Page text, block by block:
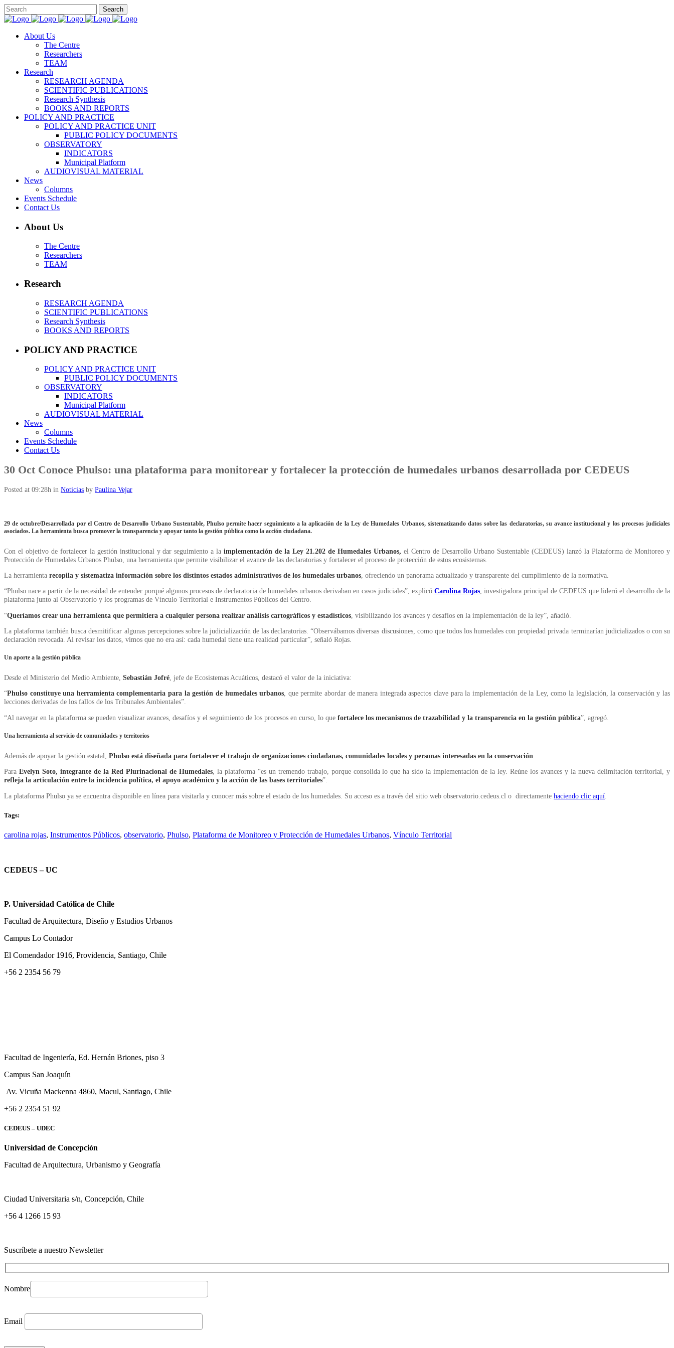
About Us
The Centre
Researchers
TEAM
Research
RESEARCH AGENDA
SCIENTIFIC PUBLICATIONS
Research Synthesis
BOOKS AND REPORTS
POLICY AND PRACTICE
POLICY AND PRACTICE UNIT
PUBLIC POLICY DOCUMENTS
OBSERVATORY
INDICATORS
Municipal Platform
AUDIOVISUAL MATERIAL
News
Columns
Events Schedule
Contact Us
About Us
The Centre
Researchers
TEAM
Research
RESEARCH AGENDA
SCIENTIFIC PUBLICATIONS
Research Synthesis
BOOKS AND REPORTS
POLICY AND PRACTICE
POLICY AND PRACTICE UNIT
PUBLIC POLICY DOCUMENTS
OBSERVATORY
INDICATORS
Municipal Platform
AUDIOVISUAL MATERIAL
News
Columns
Events Schedule
Contact Us
30 Oct Conoce Phulso: una plataforma para monitorear y fortalecer la protección de humedales urbanos desarrollada por CEDEUS
Posted at 09:28h in Noticias by Paulina Vejar
29 de octubre/Desarrollada por el Centro de Desarrollo Urbano Sustentable, Phulso permite hacer seguimiento a la aplicación de la Ley de Humedales Urbanos, sistematizando datos sobre las declaratorias, su avance institucional y los procesos judiciales
asociados. La herramienta busca promover la transparencia y apoyar tanto la gestión pública como la acción ciudadana.
Con el objetivo de fortalecer la gestión institucional y dar seguimiento a laimplementación de la Ley 21.202 de Humedales Urbanos, el Centro de Desarrollo Urbano Sustentable (CEDEUS) lanzó la Plataforma de Monitoreo y
Protección de Humedales Urbanos Phulso, una herramienta que permite visibilizar el avance de las declaratorias y fortalecer el proceso de protección de estos ecosistemas.
La herramienta recopila y sistematiza información sobre los distintos estados administrativos de los humedales urbanos , ofreciendo un panorama actualizado y transparente del cumplimiento de la normativa.
“Phulso nace a partir de la necesidad de entender porqué algunos procesos de declaratoria de humedales urbanos derivaban en casos judiciales”, explicó Carolina Rojas, investigadora principal de CEDEUS que lideró el desarrollo de la
plataforma junto al Observatorio y los programas de Vínculo Territorial e Instrumentos Públicos del Centro.
“Queríamos crear una herramienta que permitiera a cualquier persona realizar análisis cartográficos y estadísticos , visibilizando los avances y desafíos en la implementación de la ley”, añadió.
La plataforma también busca desmitificar algunas percepciones sobre la judicialización de las declaratorias. “Observábamos diversas discusiones, como que todos los humedales con propiedad privada terminarían judicializados o con su
declaración revocada. Al revisar los datos, vimos que no era así: cada humedal tiene una realidad particular”, señaló Rojas.
Un aporte a la gestión pública
Desde el Ministerio del Medio Ambiente, Sebastián Jofré , jefe de Ecosistemas Acuáticos, destacó el valor de la iniciativa:
“Phulso constituye una herramienta complementaria para la gestión de humedales urbanos, que permite abordar de manera integrada aspectos clave para la implementación de la Ley, como la legislación, la conservación y las
lecciones derivadas de los fallos de los Tribunales Ambientales”.
“Al navegar en la plataforma se pueden visualizar avances, desafíos y el seguimiento de los procesos en curso, lo que fortalece los mecanismos de trazabilidad y la transparencia en la gestión pública”, agregó.
Una herramienta al servicio de comunidades y territorios
Además de apoyar la gestión estatal, Phulso está diseñada para fortalecer el trabajo de organizaciones ciudadanas, comunidades locales y personas interesadas en la conservación
Para Evelyn Soto, integrante de la Red Plurinacional de Humedales, la plataforma “es un tremendo trabajo, porque consolida lo que ha sido la implementación de la ley. Reúne los avances y la nueva delimitación territorial, y
refleja la articulación entre la incidencia política, el apoyo académico y la acción de las bases territoriales”.
La plataforma Phulso ya se encuentra disponible en línea para visitarla y conocer más sobre el estado de los humedales. Su acceso es a través del sitio web observatorio.cedeus.cl o directamente haciendo clic aquí
Tags:
carolina rojas, Instrumentos Públicos, observatorio, Phulso, Plataforma de Monitoreo y Protección de Humedales Urbanos, Vínculo Territorial
CEDEUS – UC
P. Universidad Católica de Chile
Facultad de Arquitectura, Diseño y Estudios Urbanos
Campus Lo Contador
El Comendador 1916, Providencia, Santiago, Chile
+56 2 2354 56 79
Facultad de Ingeniería, Ed. Hernán Briones, piso 3
Campus San Joaquín
Av. Vicuña Mackenna 4860, Macul, Santiago, Chile
+56 2 2354 51 92
CEDEUS – UDEC
Universidad de Concepción
Facultad de Arquitectura, Urbanismo y Geografía
Ciudad Universitaria s/n, Concepción, Chile
+56 4 1266 15 93
Suscríbete a nuestro Newsletter
Nombre
Email